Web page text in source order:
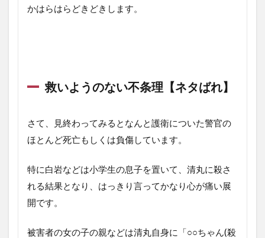
かはらはらどきどきします。
救いようのない不条理【ネタばれ】
さて、見終わってみるとなんと護衛についた警官の
ほとんど死亡もしくは負傷しています。
特に白岩などは小学生の息子を置いて、清丸に殺さ
れる結果となり、はっきり言ってかなり心が痛い展
開です。
被害者の女の子の親などは清丸自身に「○○ちゃん (殺